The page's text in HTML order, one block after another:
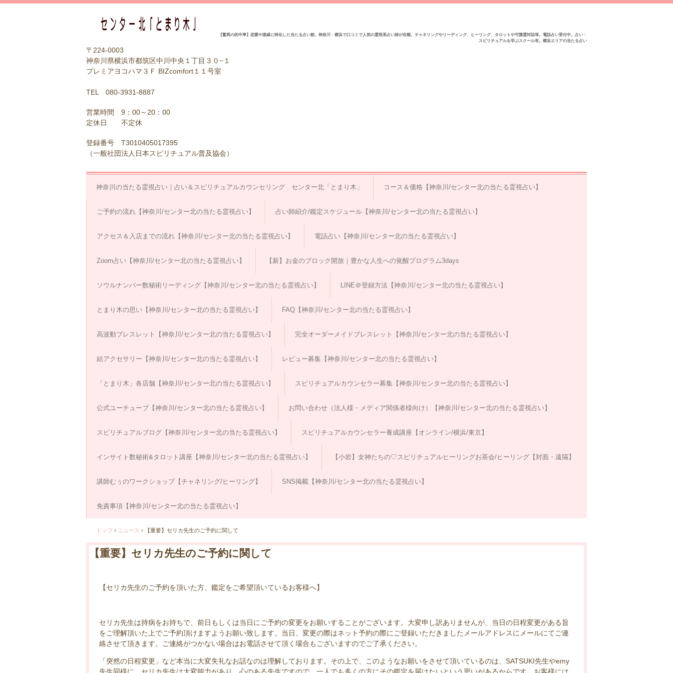
【驚異の的中率】恋愛や復縁に特化した当たる占い館。神奈川・横浜で口コミで人気の霊視系占い師が在籍。チャネリングやリーディング、ヒーリング、タロットや守護霊対話等。電話占い受付中。占い・
スピリチュアルを学ぶスクール有。横浜エリアの当たる占い
〒224-0003
神奈川県横浜市都筑区中川中央１丁目３０−１
プレミアヨコハマ３Ｆ BIZcomfort１１号室
TEL 080-3931-8887
営業時間 9：00～20：00
定休日 不定休
登録番号 T3010405017395
（一般社団法人日本スピリチュアル普及協会）
神奈川の当たる霊視占い｜占い＆スピリチュアルカウンセリング センター北「とまり木」 コース＆価格【神奈川/センター北の当たる霊視占い】
ご予約の流れ【神奈川/センター北の当たる霊視占い】 占い師紹介/鑑定スケジュール【神奈川/センター北の当たる霊視占い】
アクセス＆入店までの流れ【神奈川/センター北の当たる霊視占い】 電話占い【神奈川/センター北の当たる霊視占い】
Zoom占い【神奈川/センター北の当たる霊視占い】 【新】お金のブロック開放｜豊かな人生への覚醒プログラム3days
ソウルナンバー数秘術リーディング【神奈川/センター北の当たる霊視占い】 LINE＠登録方法【神奈川/センター北の当たる霊視占い】
とまり木の思い【神奈川/センター北の当たる霊視占い】 FAQ【神奈川/センター北の当たる霊視占い】
高波動ブレスレット【神奈川/センター北の当たる霊視占い】 完全オーダーメイドブレスレット【神奈川/センター北の当たる霊視占い】
結アクセサリー【神奈川/センター北の当たる霊視占い】 レビュー募集【神奈川/センター北の当たる霊視占い】
「とまり木」各店舗【神奈川/センター北の当たる霊視占い】 スピリチュアルカウンセラー募集【神奈川/センター北の当たる霊視占い】
公式ユーチューブ【神奈川/センター北の当たる霊視占い】 お問い合わせ（法人様・メディア関係者様向け）【神奈川/センター北の当たる霊視占い】
スピリチュアルブログ【神奈川/センター北の当たる霊視占い】 スピリチュアルカウンセラー養成講座【オンライン/横浜/東京】
インサイト数秘術&タロット講座【神奈川/センター北の当たる霊視占い】 【小岩】女神たちの♡スピリチュアルヒーリングお茶会/ヒーリング【対面・遠隔】
講師むぅのワークショップ【チャネリング/ヒーリング】 SNS掲載【神奈川/センター北の当たる霊視占い】
免責事項【神奈川/センター北の当たる霊視占い】
トップ › ニュース › 【重要】セリカ先生のご予約に関して
【重要】セリカ先生のご予約に関して
【セリカ先生のご予約を頂いた方、鑑定をご希望頂いているお客様へ】
セリカ先生は持病をお持ちで、前日もしくは当日にご予約の変更をお願いすることがございます。大変申し訳ありませんが、当日の日程変更がある旨
をご理解頂いた上でご予約頂けますようお願い致します。当日、変更の際はネット予約の際にご登録いただきましたメールアドレスにメールにてご連
絡させて頂きます。ご連絡がつかない場合はお電話させて頂く場合もございますのでご了承ください。
「突然の日程変更」など本当に大変失礼なお話なのは理解しております。その上で、このようなお願いをさせて頂いているのは、SATSUKI先生やemy